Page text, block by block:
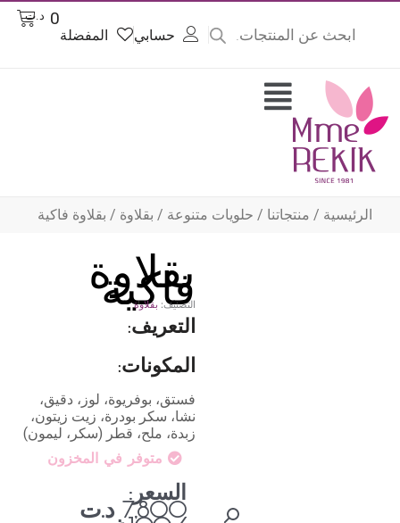
حسابي المفضلة
د.ت
Cart
Flyout
Menu
الرئيسية/منتجاتنا/حلويات متنوعة/بقلاوة/ بقلاوة فاكية
بقلاوة
فاكيةالتصنيف:بقلاوة
التعريف:
المكونات:
فستق، بوفريوة، لوز، دقيق،
نشا، سكر بودرة، زيت زيتون،
زبدة، ملح، قطر (سكر، ليمون)
متوفر في المخزون
السعر:
7,800 د.ت